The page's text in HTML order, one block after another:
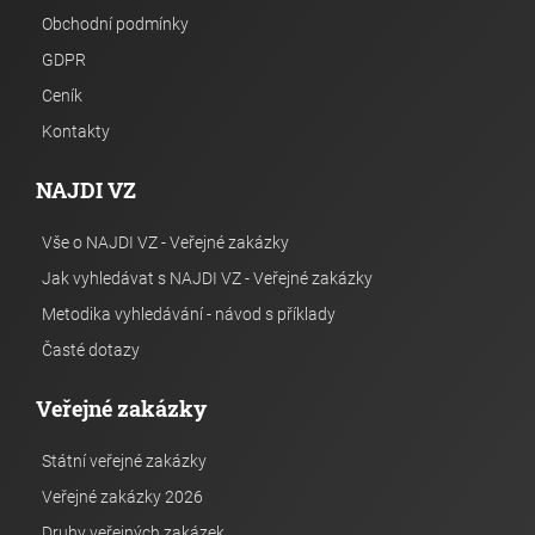
Obchodní podmínky
GDPR
Ceník
Kontakty
NAJDI VZ
Vše o NAJDI VZ - Veřejné zakázky
Jak vyhledávat s NAJDI VZ - Veřejné zakázky
Metodika vyhledávání - návod s příklady
Časté dotazy
Veřejné zakázky
Státní veřejné zakázky
Veřejné zakázky 2026